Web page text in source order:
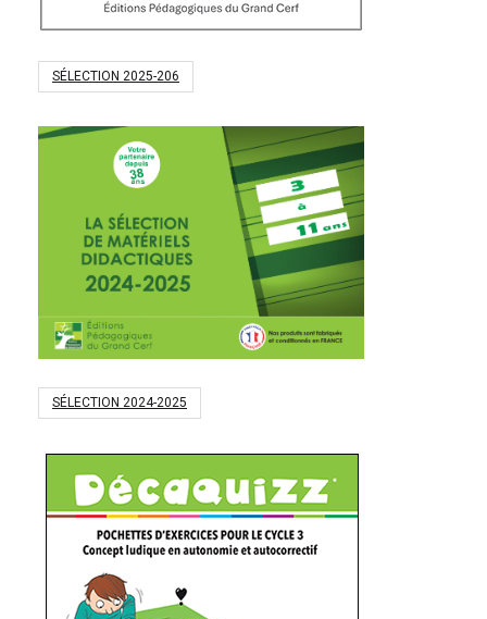
SÉLECTION 2025-206
SÉLECTION 2024-2025